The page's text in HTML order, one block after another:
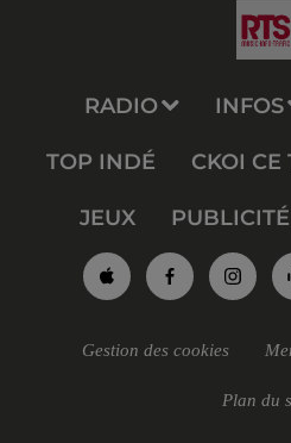
RADIO INFOS
TOP INDÉ CKOI CE
JEUX PUBLICITÉ
Gestion des cookies
Plan du